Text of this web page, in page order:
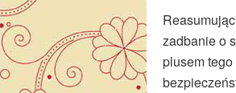
zadbanie o
plusem